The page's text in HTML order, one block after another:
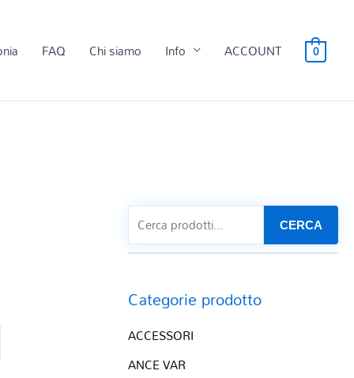
FAQ Chi siamo Info ACCOUNT 0
CERCA
Categorie prodotto
ACCESSORI
ANCE VAR